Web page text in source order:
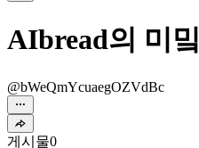
AIbread의 미밐
@bWeQmYcuaegOZVdBc
게시물0